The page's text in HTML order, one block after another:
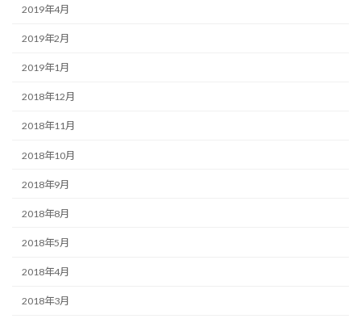
2019年4月
2019年2月
2019年1月
2018年12月
2018年11月
2018年10月
2018年9月
2018年8月
2018年5月
2018年4月
2018年3月